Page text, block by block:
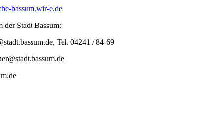
bassum.wir-e.de
der Stadt Bassum:
Tel. 04241 / 84-69